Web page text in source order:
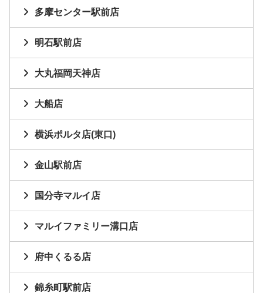
多摩センター駅前店
明石駅前店
大丸福岡天神店
大船店
横浜ポルタ店(東口)
金山駅前店
国分寺マルイ店
マルイファミリー溝口店
府中くるる店
錦糸町駅前店